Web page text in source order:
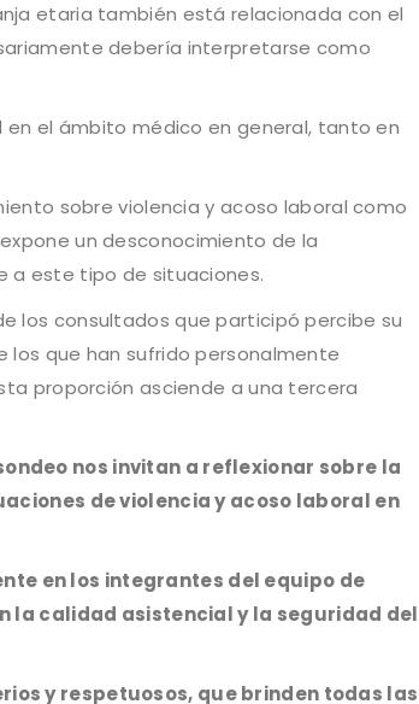
etaria también está relacionada con el
debería interpretarse como
el ámbito médico en general, tanto en
sobre violencia y acoso laboral como
un desconocimiento de la
a este tipo de situaciones.
los consultados que participó percibe su
que han sufrido personalmente
proporción asciende a una tercera
nos invitan a reflexionar sobre la
de violencia y acoso laboral en
en los integrantes del equipo de
la calidad asistencial y la seguridad del
y respetuosos, que brinden todas las